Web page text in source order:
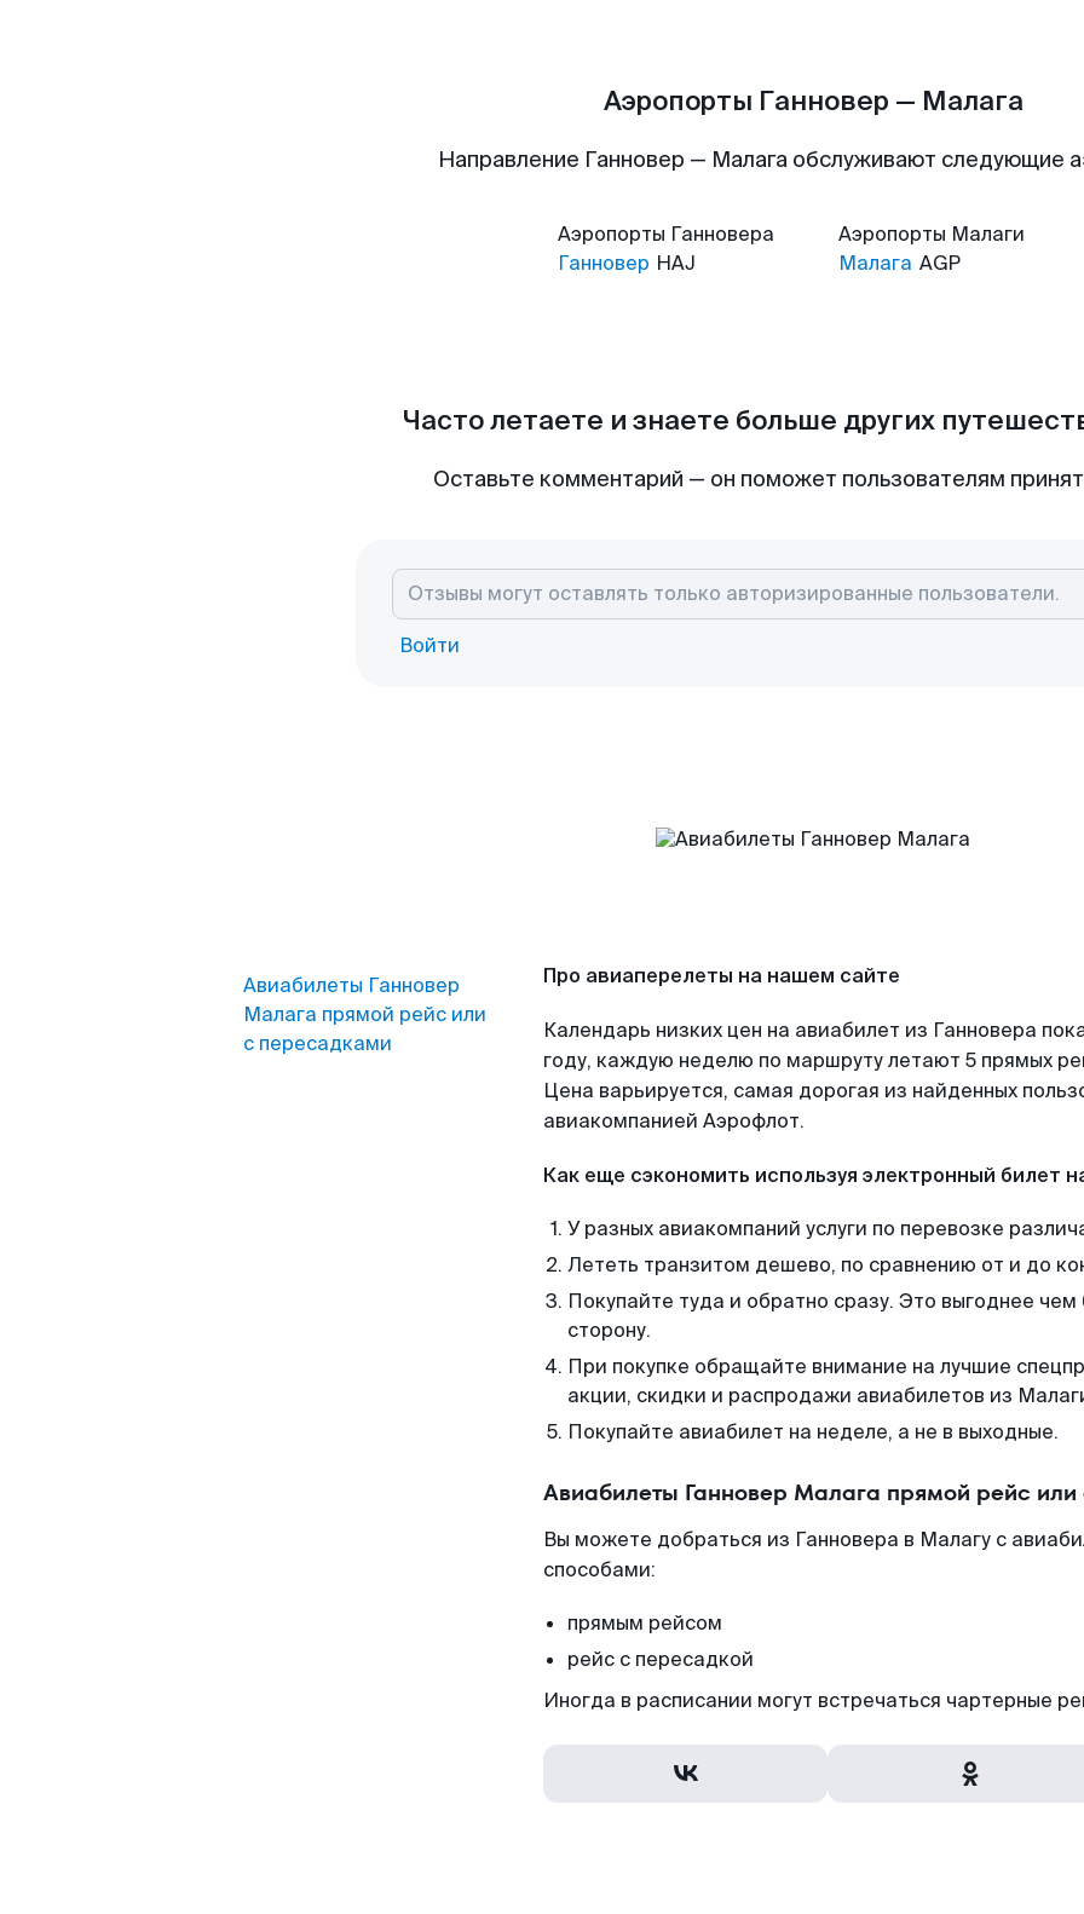
Аэропорты Ганновер — Малага
Направление Ганновер — Малага обслуживают следующие
Аэропорты Ганновера
Ганновер HAJ
Аэропорты Малаги
Малага AGP
Часто летаете и знаете больше других
Оставьте комментарий — он поможет пользователям
Войти
Авиабилеты Ганновер
Малага прямой рейс или
с пересадками
Про авиаперелеты на нашем сайте
Календарь низких цен на авиабилет из Ганновера
году, каждую неделю по маршруту летают 5 прямых
Цена варьируется, самая дорогая из найденных
авиакомпанией Аэрофлот.
Как еще сэкономить используя электронный билет
У разных авиакомпаний услуги по перевозке
Лететь транзитом дешево, по сравнению от и до
Покупайте туда и обратно сразу. Это выгоднее
сторону.
При покупке обращайте внимание на лучшие
акции, скидки и распродажи авиабилетов из
Покупайте авиабилет на неделе, а не в выходные.
Авиабилеты Ганновер Малага прямой рейс
Вы можете добраться из Ганновера в Малагу с
способами:
прямым рейсом
рейс с пересадкой
Иногда в расписании могут встречаться чартерные